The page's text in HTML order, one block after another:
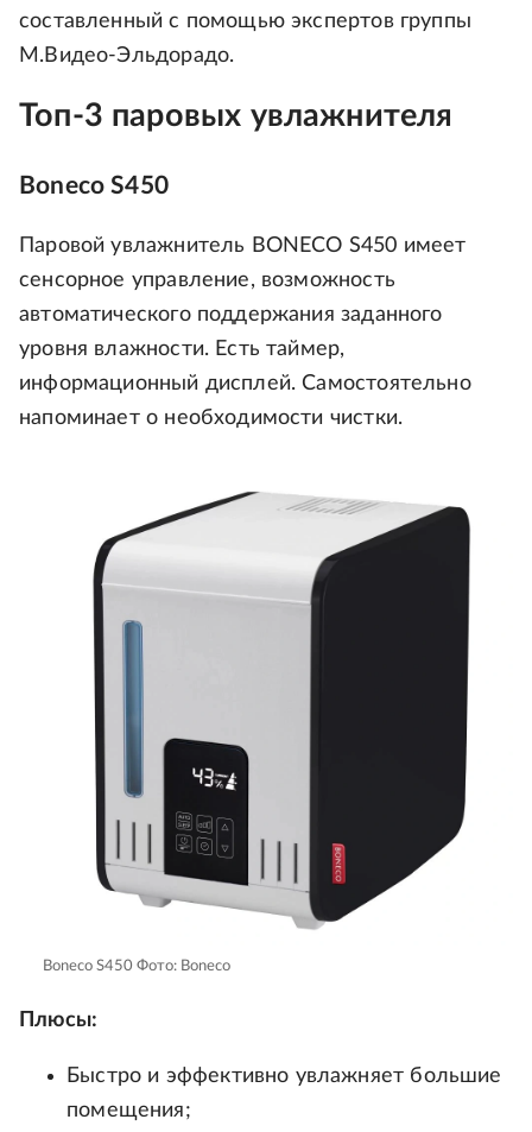
составленный с помощью экспертов группы
М.Видео-Эльдорадо.
Топ-3 паровых увлажнителя
Boneco S450
Паровой увлажнитель BONECO S450 имеет
сенсорное управление, возможность
автоматического поддержания заданного
уровня влажности. Есть таймер,
информационный дисплей. Самостоятельно
напоминает о необходимости чистки.
Boneco S450 Фото: Boneco
Плюсы:
Быстро и эффективно увлажняет большие
помещения;